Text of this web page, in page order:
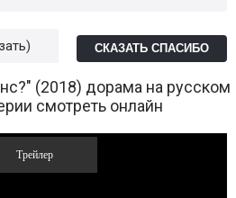
СКАЗАТЬ СПАСИБО
(2018) дорама на русском
смотреть онлайн
Трейлер